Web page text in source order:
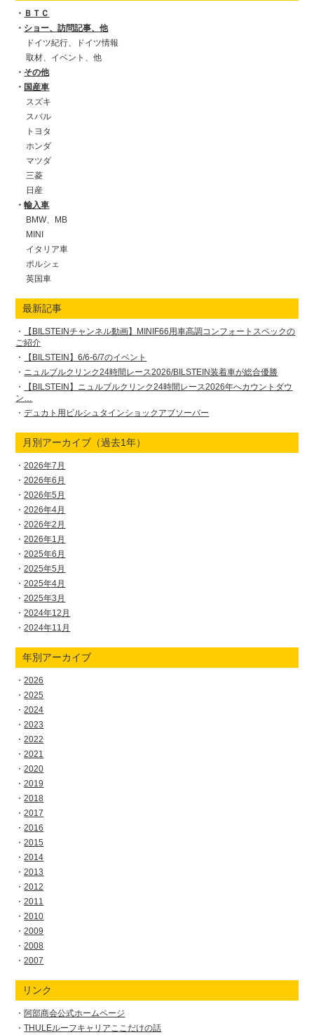
ＢＴＣ
ショー、訪問記事、他
ドイツ紀行、ドイツ情報
取材、イベント、他
その他
国産車
スズキ
スバル
トヨタ
ホンダ
マツダ
三菱
日産
輸入車
BMW、MB
MINI
イタリア車
ポルシェ
英国車
最新記事
【BILSTEINチャンネル動画】MINIF66用車高調コンフォートスペックの
ご紹介
【BILSTEIN】6/6-6/7のイベント
ニュルブルクリンク24時間レース2026/BILSTEIN装着車が総合優勝
【BILSTEIN】ニュルブルクリンク24時間レース2026年へカウントダウ
ン…
デュカト用ビルシュタインショックアブソーバー
月別アーカイブ（過去1年）
2026年7月
2026年6月
2026年5月
2026年4月
2026年2月
2026年1月
2025年6月
2025年5月
2025年4月
2025年3月
2024年12月
2024年11月
年別アーカイブ
2026
2025
2024
2023
2022
2021
2020
2019
2018
2017
2016
2015
2014
2013
2012
2011
2010
2009
2008
2007
リンク
阿部商会公式ホームページ
THULEルーフキャリアここだけの話